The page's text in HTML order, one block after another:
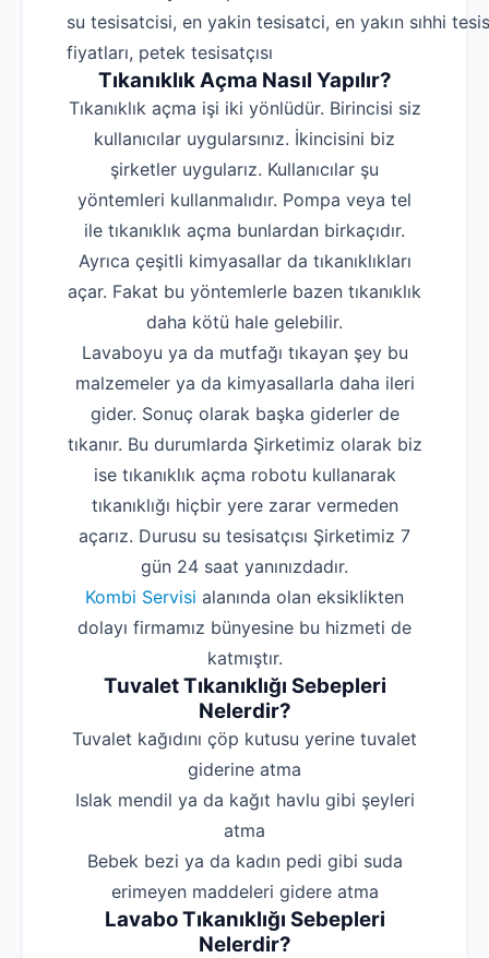
su tesisatcisi, en yakin tesisatci, en yakın sıhhi
fiyatları, petek tesisatçısı
Tıkanıklık Açma Nasıl Yapılır?
Tıkanıklık açma işi iki yönlüdür. Birincisi siz
kullanıcılar uygularsınız. İkincisini biz
şirketler uygularız. Kullanıcılar şu
yöntemleri kullanmalıdır. Pompa veya tel
ile tıkanıklık açma bunlardan birkaçıdır.
Ayrıca çeşitli kimyasallar da tıkanıklıkları
açar. Fakat bu yöntemlerle bazen tıkanıklık
daha kötü hale gelebilir.
Lavaboyu ya da mutfağı tıkayan şey bu
malzemeler ya da kimyasallarla daha ileri
gider. Sonuç olarak başka giderler de
tıkanır. Bu durumlarda Şirketimiz olarak biz
ise tıkanıklık açma robotu kullanarak
tıkanıklığı hiçbir yere zarar vermeden
açarız. Durusu su tesisatçısı Şirketimiz 7
gün 24 saat yanınızdadır.
Kombi Servisi alanında olan eksiklikten
dolayı firmamız bünyesine bu hizmeti de
katmıştır.
Tuvalet Tıkanıklığı Sebepleri
Nelerdir?
‌Tuvalet kağıdını çöp kutusu yerine tuvalet
giderine atma
‌Islak mendil ya da kağıt havlu gibi şeyleri
atma
‌Bebek bezi ya da kadın pedi gibi suda
erimeyen maddeleri gidere atma
Lavabo Tıkanıklığı Sebepleri
Nelerdir?